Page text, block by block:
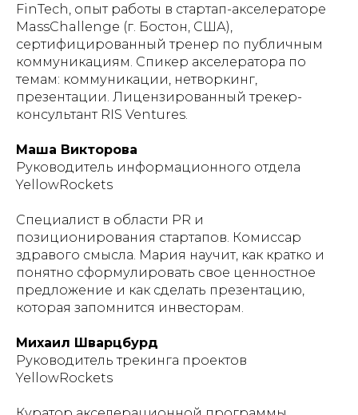
FinTech, опыт работы в стартап-акселераторе
MassChallenge (г. Бостон, США),
сертифицированный тренер по публичным
коммуникациям. Спикер акселератора по
темам: коммуникации, нетворкинг,
презентации. Лицензированный трекер-
консультант RIS Ventures.
Маша Викторова
Руководитель информационного отдела
YellowRockets
Специалист в области PR и
позиционирования стартапов. Комиссар
здравого смысла. Мария научит, как кратко и
понятно сформулировать свое ценностное
предложение и как сделать презентацию,
которая запомнится инвесторам.
Михаил Шварцбурд
Руководитель трекинга проектов
YellowRockets